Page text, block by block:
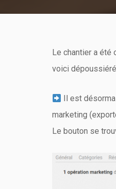
Le chantier a
voici dépoussiéré
Il est
marketing
Le bouton se